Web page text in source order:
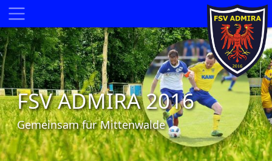
FSV ADMIRA 2016
Gemeinsam für Mittenwalde